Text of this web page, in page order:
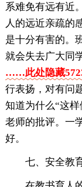
系难免有远有近
人的远近亲疏的
是十分有害的。
就会失去广大同
……此处隐藏
行表扬，对有问
知道为什么“这
老师的批评。一
好。
七、安全教